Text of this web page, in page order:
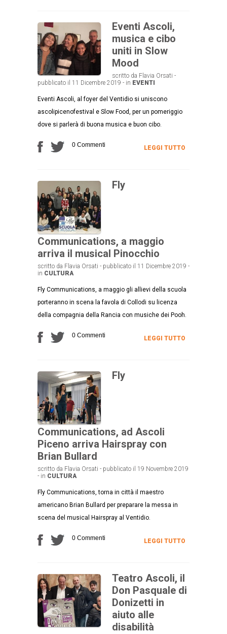
Eventi Ascoli,
musica e cibo
uniti in Slow
Mood
scritto da Flavia Orsati -
pubblicato il 11 Dicembre 2019 - in EVENTI
Eventi Ascoli, al foyer del Ventidio si uniscono
ascolipicenofestival e Slow Food, per un pomeriggio
dove si parlerà di buona musica e buon cibo.
0 Commenti LEGGI TUTTO
Fly
Communications, a maggio
arriva il musical Pinocchio
scritto da Flavia Orsati - pubblicato il 11 Dicembre 2019 -
in CULTURA
Fly Communications, a maggio gli allievi della scuola
porteranno in scena la favola di Collodi su licenza
della compagnia della Rancia con musiche dei Pooh.
0 Commenti LEGGI TUTTO
Fly
Communications, ad Ascoli
Piceno arriva Hairspray con
Brian Bullard
scritto da Flavia Orsati - pubblicato il 19 Novembre 2019
- in CULTURA
Fly Communications, torna in città il maestro
americano Brian Bullard per preparare la messa in
scena del musical Hairspray al Ventidio.
0 Commenti LEGGI TUTTO
Teatro Ascoli, il
Don Pasquale di
Donizetti in
aiuto alle
disabilità